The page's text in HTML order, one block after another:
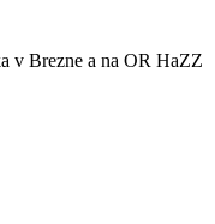
v Brezne a na OR HaZZ